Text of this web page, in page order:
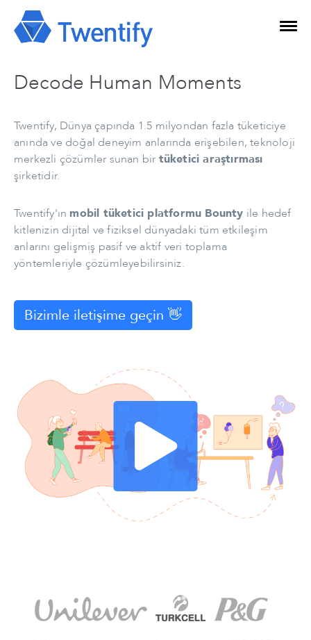
Decode Human Moments
Twentify, Dünya çapında 1.5 milyondan fazla tüketiciye
anında ve doğal deneyim anlarında erişebilen, teknoloji
merkezli çözümler sunan bir tüketici araştırması
şirketidir.
Twentify'ın mobil tüketici platformu Bounty ile hedef
kitlenizin dijital ve fiziksel dünyadaki tüm etkileşim
anlarını gelişmiş pasif ve aktif veri toplama
yöntemleriyle çözümleyebilirsiniz.
Bizimle iletişime geçin 👋